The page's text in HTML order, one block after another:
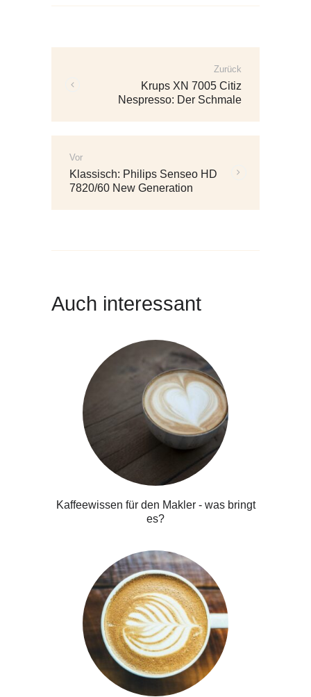
Zurück
Krups XN 7005 Citiz
Nespresso: Der Schmale
Vor
Beiträge:
Klassisch: Philips Senseo HD
7820/60 New Generation
Auch interessant
Kaffeewissen für den Makler - was bringt
es?